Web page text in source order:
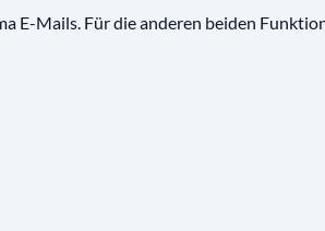
E-Mails. Für die anderen beiden